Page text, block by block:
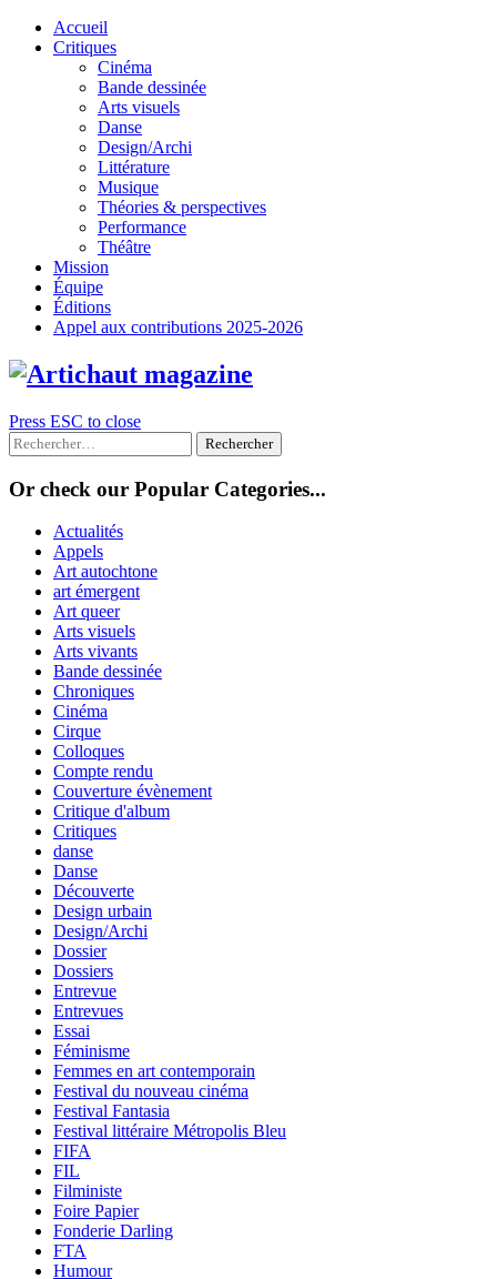
Skip
Accueil
Critiques
Cinéma
Bande dessinée
Arts visuels
Danse
Design/Archi
Littérature
Musique
Théories & perspectives
Performance
Théâtre
Mission
Équipe
Éditions
Appel aux contributions 2025-2026
Press ESC to close
Rechercher :
Or check our Popular Categories...
Actualités
Appels
Art autochtone
art émergent
Art queer
Arts visuels
Arts vivants
Bande dessinée
Chroniques
Cinéma
Cirque
Colloques
Compte rendu
Couverture évènement
Critique d'album
Critiques
danse
Danse
Découverte
Design urbain
Design/Archi
Dossier
Dossiers
Entrevue
Entrevues
Essai
Féminisme
Femmes en art contemporain
Festival du nouveau cinéma
Festival Fantasia
Festival littéraire Métropolis Bleu
FIFA
FIL
Filministe
Foire Papier
Fonderie Darling
FTA
Humour